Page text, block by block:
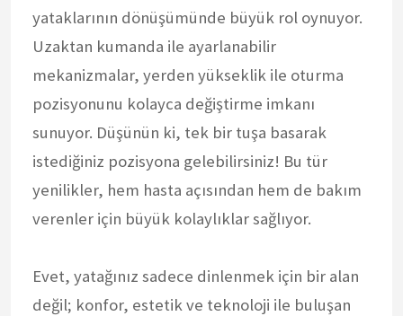
yataklarının dönüşümünde büyük rol oynuyor.
Uzaktan kumanda ile ayarlanabilir
mekanizmalar, yerden yükseklik ile oturma
pozisyonunu kolayca değiştirme imkanı
sunuyor. Düşünün ki, tek bir tuşa basarak
istediğiniz pozisyona gelebilirsiniz! Bu tür
yenilikler, hem hasta açısından hem de bakım
verenler için büyük kolaylıklar sağlıyor.
Evet, yatağınız sadece dinlenmek için bir alan
değil; konfor, estetik ve teknoloji ile buluşan